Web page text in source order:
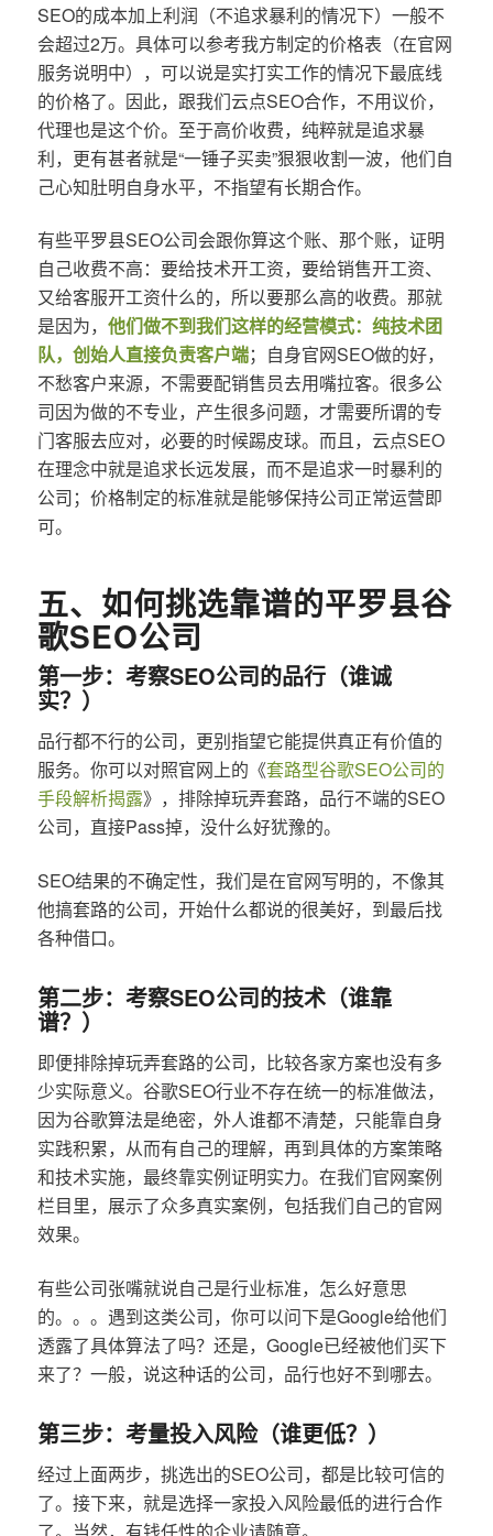
SEO的成本加上利润（不追求暴利的情况下）一般不
会超过2万。具体可以参考我方制定的价格表（在官网
服务说明中），可以说是实打实工作的情况下最底线
的价格了。因此，跟我们云点SEO合作，不用议价，
代理也是这个价。至于高价收费，纯粹就是追求暴
利，更有甚者就是“一锤子买卖”狠狠收割一波，他们自
己心知肚明自身水平，不指望有长期合作。
有些平罗县SEO公司会跟你算这个账、那个账，证明
自己收费不高：要给技术开工资，要给销售开工资、
又给客服开工资什么的，所以要那么高的收费。那就
是因为， 他们做不到我们这样的经营模式：纯技术团
队，创始人直接负责客户端；自身官网SEO做的好，
不愁客户来源，不需要配销售员去用嘴拉客。很多公
司因为做的不专业，产生很多问题，才需要所谓的专
门客服去应对，必要的时候踢皮球。而且，云点SEO
在理念中就是追求长远发展，而不是追求一时暴利的
公司；价格制定的标准就是能够保持公司正常运营即
可。
五、如何挑选靠谱的平罗县谷
歌SEO公司
第一步：考察SEO公司的品行（谁诚
实？）
品行都不行的公司，更别指望它能提供真正有价值的
服务。你可以对照官网上的《套路型谷歌SEO公司的
手段解析揭露》，排除掉玩弄套路，品行不端的SEO
公司，直接Pass掉，没什么好犹豫的。
SEO结果的不确定性，我们是在官网写明的，不像其
他搞套路的公司，开始什么都说的很美好，到最后找
各种借口。
第二步：考察SEO公司的技术（谁靠
谱？）
即便排除掉玩弄套路的公司，比较各家方案也没有多
少实际意义。谷歌SEO行业不存在统一的标准做法，
因为谷歌算法是绝密，外人谁都不清楚，只能靠自身
实践积累，从而有自己的理解，再到具体的方案策略
和技术实施，最终靠实例证明实力。在我们官网案例
栏目里，展示了众多真实案例，包括我们自己的官网
效果。
有些公司张嘴就说自己是行业标准，怎么好意思
的。。。遇到这类公司，你可以问下是Google给他们
透露了具体算法了吗？还是，Google已经被他们买下
来了？一般，说这种话的公司，品行也好不到哪去。
第三步：考量投入风险（谁更低？）
经过上面两步，挑选出的SEO公司，都是比较可信的
了。接下来，就是选择一家投入风险最低的进行合作